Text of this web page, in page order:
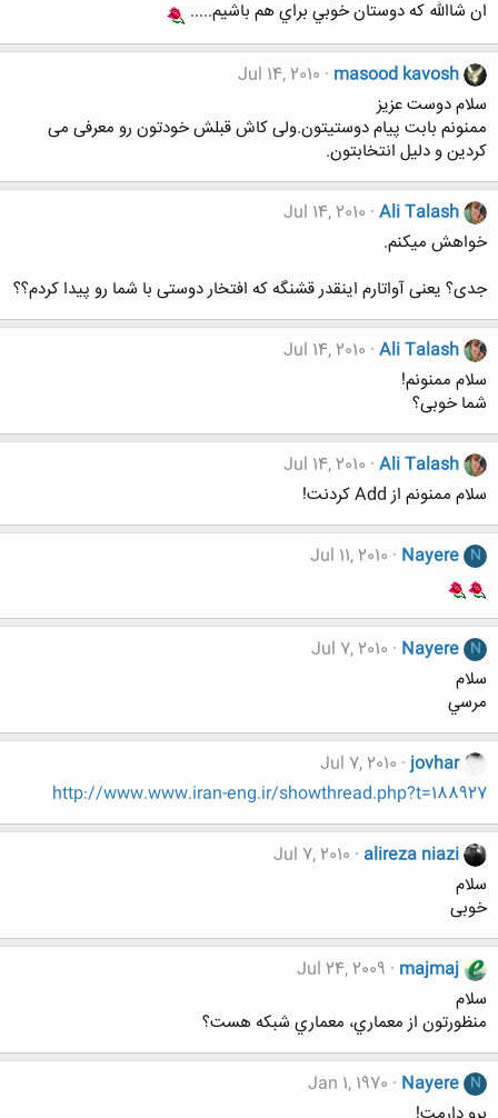
ان شاالله كه دوستان خوبي براي هم باشيم.....
masood kavosh
Jul 14, 2010
سلام دوست عزیز
ممنونم بابت پیام دوستیتون.ولی کاش قبلش خودتون رو معرفی می
کردین و دلیل انتخابتون.
Ali Talash
Jul 14, 2010
خواهش میکنم.
جدی؟ یعنی آواتارم اینقدر قشنگه که افتخار دوستی با شما رو پیدا کردم؟؟
Ali Talash
Jul 14, 2010
سلام ممنونم!
شما خوبی؟
Ali Talash
Jul 14, 2010
سلام ممنونم از Add کردنت!
N
Nayere
Jul 11, 2010
N
Nayere
Jul 7, 2010
سلام
مرسي
jovhar
Jul 7, 2010
http://www.www.iran-eng.ir/showthread.php?t=188927
alireza niazi
Jul 7, 2010
سلام
خوبی
majmaj
Jul 24, 2009
سلام
منظورتون از معماري، معماري شبكه هست؟
N
Nayere
Jan 1, 1970